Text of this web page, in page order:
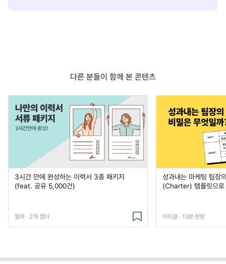
다른 분들이 함께 본 콘텐츠
3시간 만에 완성하는 이력서 3종 패키지
(feat. 공유 5,000건)
웹북 · 2개 챕터
성과내는 마케팅 팀장
(Charter) 템플릿으로
아티클 · 13분 분량